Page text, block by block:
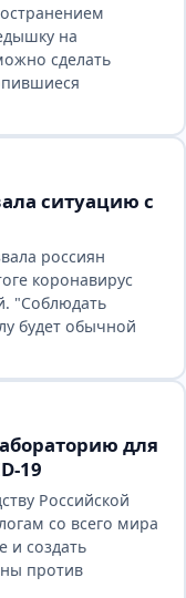
на
сделать
ситуацию с
россиян
коронавирус
"Соблюдать
будет обычной
для
19
Российской
со всего мира
и создать
против